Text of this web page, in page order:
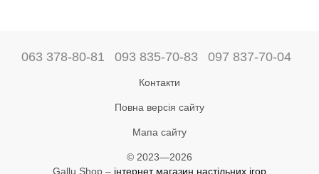
063 378-80-81 093 835-70-83 097 837-70-04
Контакти
Повна версія сайту
Мапа сайту
© 2023—2026
Gallu Shop – інтернет магазин настільних ігор